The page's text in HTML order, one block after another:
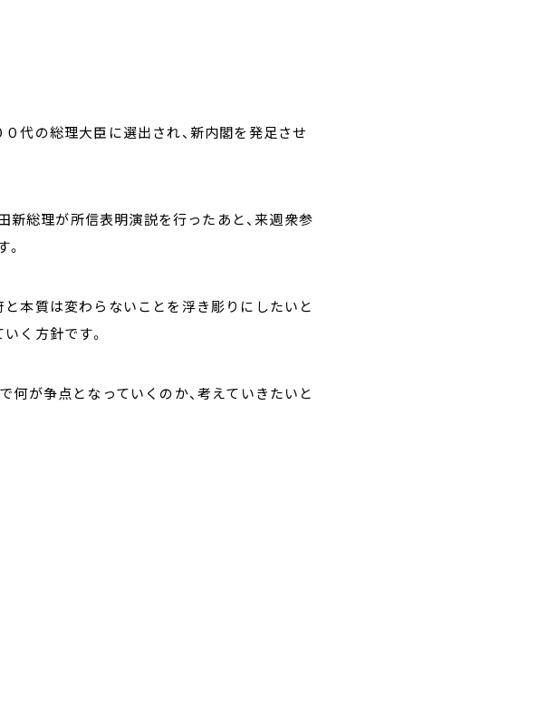
代の総理大臣に選出され、新内閣を発足させ
新総理が所信表明演説を行ったあと、来週衆参
本質は変わらないことを浮き彫りにしたいと
く方針です。
何が争点となっていくのか、考えていきたいと